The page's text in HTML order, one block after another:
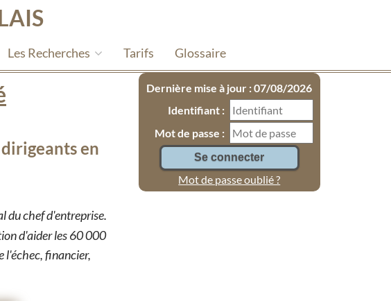
Les Recherches Tarifs Glossaire
Dernière mise à jour : 07/08/2026
Identifiant :
Mot de passe :
Mot de passe oublié ?
en
du chef d'entreprise.
d'aider les 60 000
l'échec, financier,